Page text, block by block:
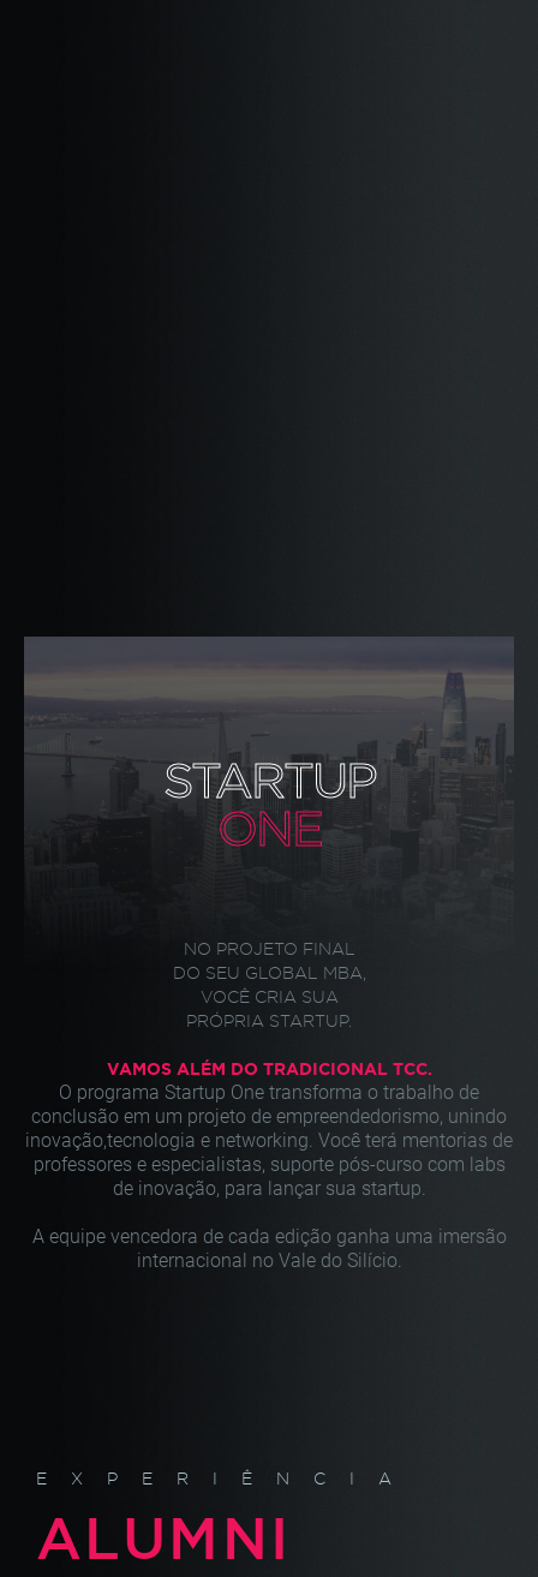
STARTUP
ONE
NO PROJETO FINAL
DO SEU GLOBAL MBA,
VOCÊ CRIA SUA
PRÓPRIA STARTUP.
VAMOS ALÉM DO TRADICIONAL TCC.
O programa Startup One transforma o trabalho de
conclusão em um projeto de empreendedorismo, unindo
inovação,tecnologia e networking. Você terá mentorias de
professores e especialistas, suporte pós-curso com labs
de inovação, para lançar sua startup.
A equipe vencedora de cada edição ganha uma imersão
internacional no Vale do Silício.
EXPERIÊNCIA
ALUMNI